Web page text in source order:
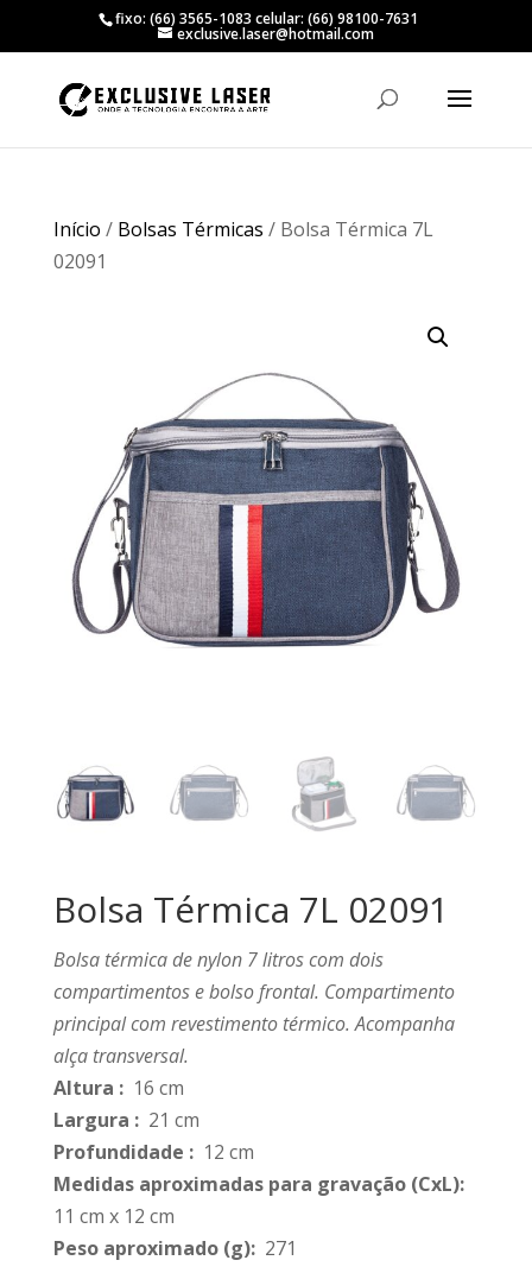
fixo: (66) 3565-1083 celular: (66) 98100-7631
exclusive.laser@hotmail.com
Início / Bolsas Térmicas / Bolsa Térmica 7L
02091
Bolsa Térmica 7L 02091
Bolsa térmica de nylon 7 litros com dois
compartimentos e bolso frontal. Compartimento
principal com revestimento térmico. Acompanha
alça transversal.
Altura : 16 cm
Largura : 21 cm
Profundidade :12 cm
Medidas aproximadas para gravação(CxL):
11 cm x 12 cm
Peso aproximado(g):271